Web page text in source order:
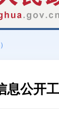
息公开